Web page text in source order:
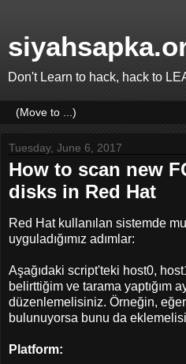
Don't Learn to hack, hack to
Tuesday, June 6, 2017
How to scan new
disks in Red Hat
Red Hat kullanılan sistemde
uyguladığımız adımlar:
Aşağıdaki script'teki host0,
belirttiğim ve tarama yaptığım
düzenlemelisiniz. Örneğin,
bulunuyorsa bunu da
Platform: